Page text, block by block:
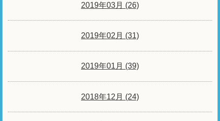
2019年03月 (26)
2019年02月 (31)
2019年01月 (39)
2018年12月 (24)